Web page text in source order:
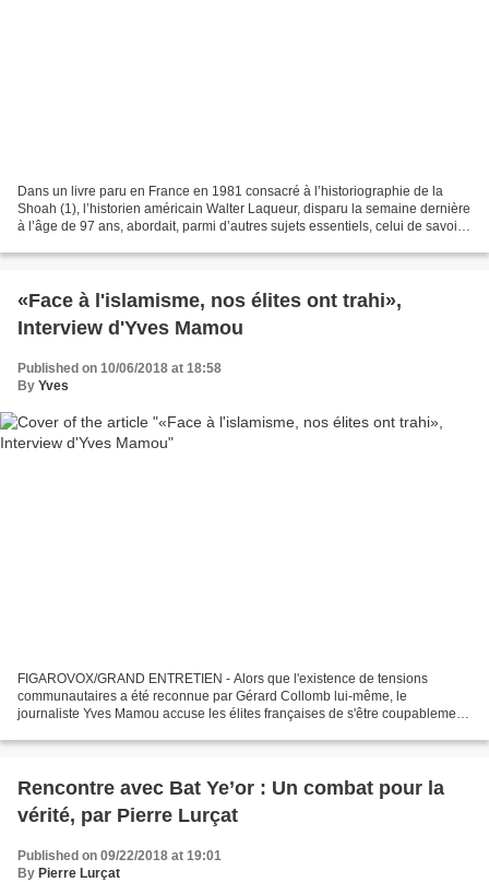
Dans un livre paru en France en 1981 consacré à l’historiographie de la
Shoah (1), l’historien américain Walter Laqueur, disparu la semaine dernière
à l’âge de 97 ans, abordait, parmi d’autres sujets essentiels, celui de savoir
«Face à l'islamisme, nos élites ont trahi»,
Interview d'Yves Mamou
Published on 10/06/2018 at 18:58
By Yves
FIGAROVOX/GRAND ENTRETIEN - Alors que l'existence de tensions
communautaires a été reconnue par Gérard Collomb lui-même, le
journaliste Yves Mamou accuse les élites françaises de s'être coupablement
Rencontre avec Bat Ye’or : Un combat pour la
vérité, par Pierre Lurçat
Published on 09/22/2018 at 19:01
By Pierre Lurçat